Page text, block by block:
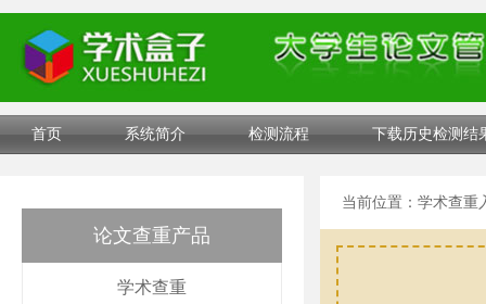
首页 系统简介 检测流程 下载历史检测结
论文查重产品
学术查重
当前位置： 学术查重